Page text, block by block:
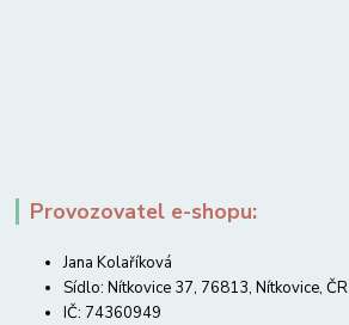
Provozovatel e-shopu:
Jana Kolaříková
Sídlo: Nítkovice 37, 76813, Nítkovice, ČR
IČ: 74360949